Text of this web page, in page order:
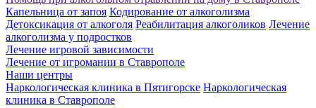
Капельница от запоя Кодирование от алкоголизма
Детоксикация от алкоголя Реабилитация алкоголиков Лечение
алкоголизма у подростков
Лечение игровой зависимости
Лечение от игромании в Ставрополе
Наши центры
Наркологическая клиника в Пятигорске Наркологическая
клиника в Ставрополе